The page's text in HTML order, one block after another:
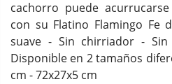
cachorro puede
con su Flatino Flamingo Fe
suave - Sin chirriador -
Disponible en 2 tamaños
cm - 72x27x5 cm